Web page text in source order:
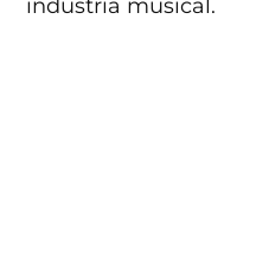
industria musical.